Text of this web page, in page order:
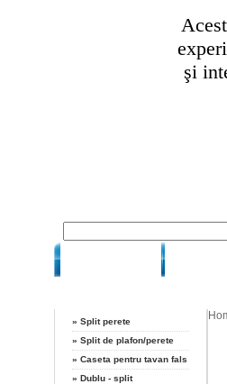
şi
» Split perete
» Split de plafon/perete
» Caseta pentru tavan fals
» Dublu - split